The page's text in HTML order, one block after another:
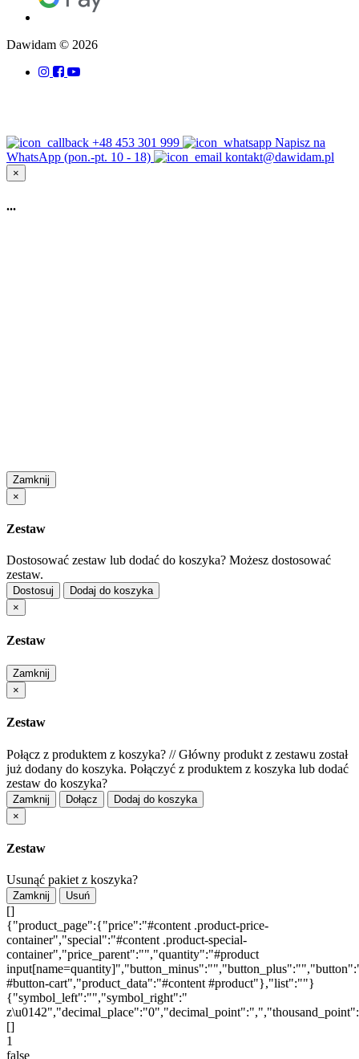
Dawidam © 2026
+48 453 301 999
Napisz na
WhatsApp (pon.-pt. 10 - 18)
kontakt@dawidam.pl
×
...
Zamknij
×
Zestaw
Dostosować zestaw lub dodać do koszyka? Możesz dostosować
zestaw.
Dostosuj
Dodaj do koszyka
×
Zestaw
Zamknij
×
Zestaw
Połącz z produktem z koszyka? //Główny produkt z zestawu został
już dodany do koszyka. Połączyć z produktem z koszyka lub dodać
zestaw do koszyka?
Zamknij Dołącz
Dodaj do koszyka
×
Zestaw
Usunąć pakiet z koszyka?
Zamknij Usuń
[]
{"product_page":{"price":"#content .product-price-
container","special":"#content .product-special-
container","price_parent":"","quantity":"#product
#button-cart","product_data":"#content #product"},"list":""}
{"symbol_left":"","symbol_right":"
[]
1
false